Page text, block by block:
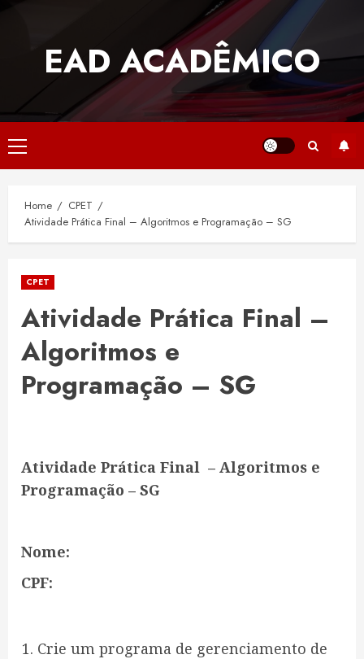
EAD ACADÊMICO
Primary
Menu
Home
CPET
Atividade Prática Final – Algoritmos e Programação – SG
CPET
Atividade Prática Final –
Algoritmos e
Programação – SG
Atividade Prática Final – Algoritmos e
Programação – SG
Nome:
CPF:
Crie um programa de gerenciamento de